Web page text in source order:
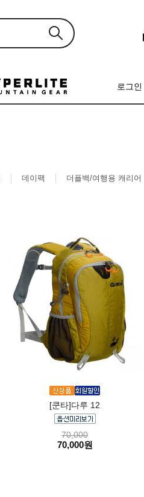
로그인
데이팩 더플백/여행용 캐리어
[쿤타]다루 12
70,000
70,000원